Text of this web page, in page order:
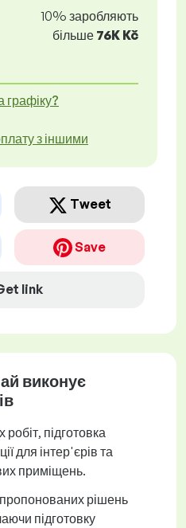
10% заробляють
більше 76K Kč
графіку?
з іншими
Tweet
Save
link
виконує
підготовка
для інтер'єрів та
приміщень.
рішень
підготовку